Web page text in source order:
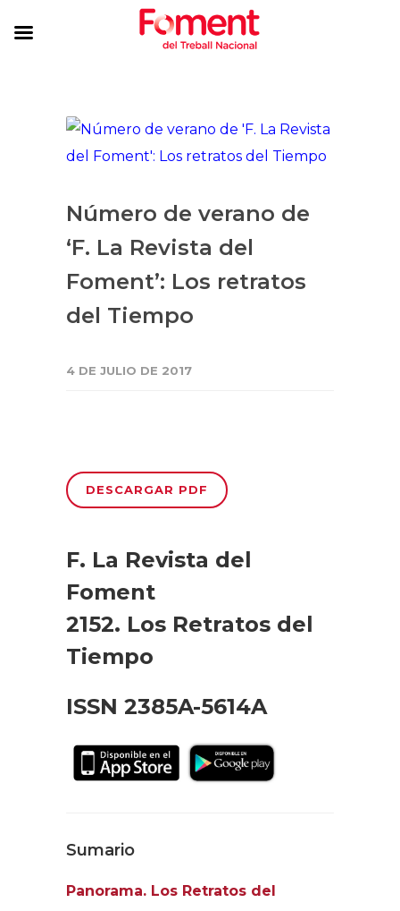
Número de verano de
‘F. La Revista del
Foment’: Los retratos
del Tiempo
4 DE JULIO DE 2017
DESCARGAR PDF
F. La Revista del
Foment
2152. Los Retratos del
Tiempo
ISSN 2385A-5614A
Sumario
Panorama. Los Retratos del